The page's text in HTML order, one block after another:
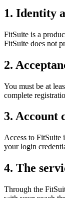
1. Identity
FitSuite is a
FitSuite does not
2.
You must be at
complete
3. Account
Access to FitSuite
your login
4. The
Through the